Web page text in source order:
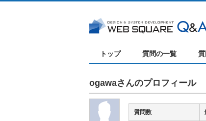
トップ 質問の一覧
ogawaさんのプロフィール
質問数